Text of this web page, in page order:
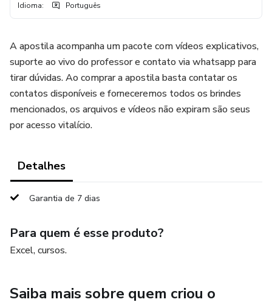
Idioma: Português
A apostila acompanha um pacote com vídeos explicativos,
suporte ao vivo do professor e contato via whatsapp para
tirar dúvidas. Ao comprar a apostila basta contatar os
contatos disponíveis e forneceremos todos os brindes
mencionados, os arquivos e vídeos não expiram são seus
por acesso vitalício.
Detalhes
Garantia de 7 dias
Para quem é esse produto?
Excel, cursos.
Saiba mais sobre quem criou o